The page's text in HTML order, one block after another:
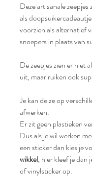
Deze artisanale zeepjes
als
voorzien als alternatief
snoepers in plaats van
De zeepjes zien er niet
uit, maar ruiken ook
Je kan de ze op
afwerken.
Er zit geen plastieken
Dus als je wil werken
een sticker dan kies je
wikkel, hier kleef je dan
of vinylsticker op.